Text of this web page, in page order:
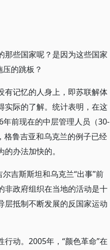
那些国家呢？是因为这些国家
的跳板？
有记忆的人身上，即苏联解体
实际的了解。统计表明，在这
前现在的中层管理人员（30-
格鲁吉亚和乌克兰的例子已经
办法加快的。
吉斯斯坦和乌克兰“出事”前
非政府组织在当地的活动是十
层抵制不断发展的反国家运动
动。2005年，“颜色革命”在